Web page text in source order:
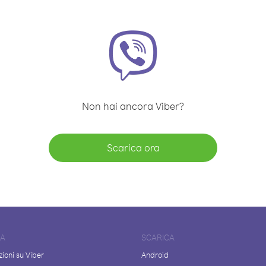
Non hai ancora Viber?
Scarica ora
su Viber
SCARICA
Android